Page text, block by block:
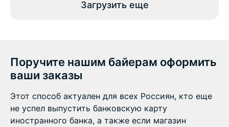
Загрузить еще
Поручите нашим байерам оформить
ваши заказы
Этот способ актуален для всех Россиян, кто еще
не успел выпустить банковскую карту
иностранного банка, а также если магазин